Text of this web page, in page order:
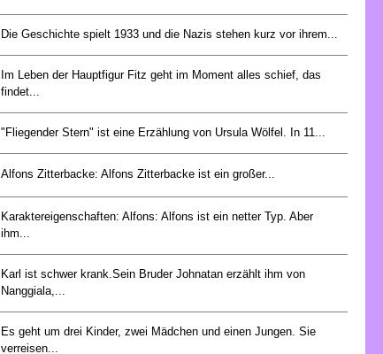
Die Geschichte spielt 1933 und die Nazis stehen kurz vor ihrem...
Im Leben der Hauptfigur Fitz geht im Moment alles schief, das
findet...
"Fliegender Stern" ist eine Erzählung von Ursula Wölfel. In 11...
Alfons Zitterbacke: Alfons Zitterbacke ist ein großer...
Karaktereigenschaften: Alfons: Alfons ist ein netter Typ. Aber
ihm...
Karl ist schwer krank.Sein Bruder Johnatan erzählt ihm von
Nanggiala,...
Es geht um drei Kinder, zwei Mädchen und einen Jungen. Sie
verreisen...